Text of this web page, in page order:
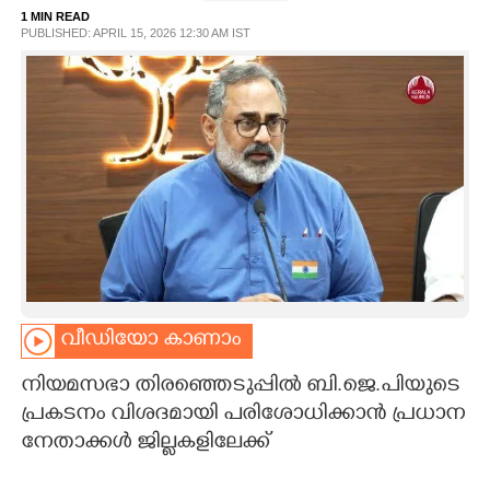
LIFESTYLE
ASTRO
CARTOONS
LITERATURE
1 MIN READ
PUBLISHED: APRIL 15, 2026 12:30 AM IST
വീഡിയോ കാണാം
നിയമസഭാ തിരഞ്ഞെടുപ്പിൽ ബി.ജെ.പിയുടെ
പ്രകടനം വിശദമായി പരിശോധിക്കാൻ പ്രധാന
നേതാക്കൾ ജില്ലകളിലേക്ക്